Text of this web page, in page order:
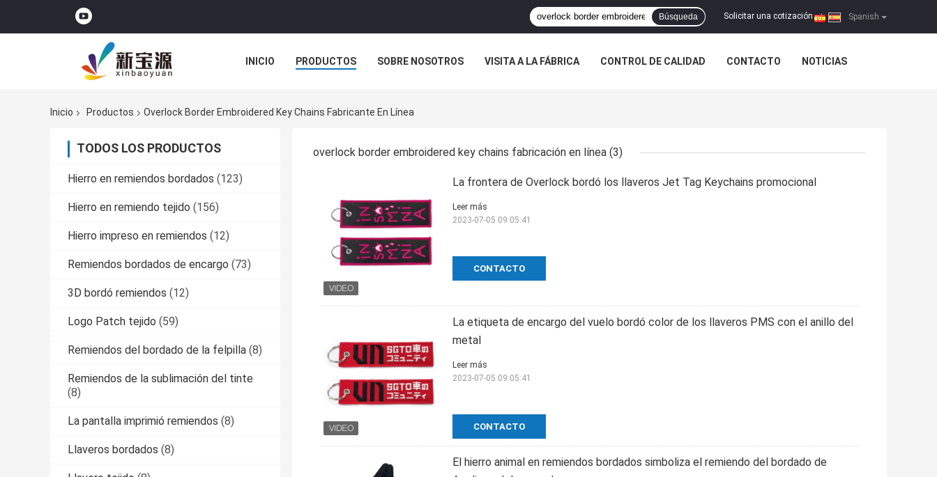
Spanish
Solicitar una cotización |
Búsqueda
INICIO PRODUCTOS SOBRE NOSOTROS VISITA A LA FÁBRICA CONTROL DE CALIDAD CONTACTO NOTICIAS
Inicio
Productos Overlock Border Embroidered Key Chains Fabricante En Línea
TODOS LOS PRODUCTOS
Hierro en remiendos bordados (123)
Hierro en remiendo tejido (156)
Hierro impreso en remiendos (12)
Remiendos bordados de encargo (73)
3D bordó remiendos (12)
Logo Patch tejido (59)
Remiendos del bordado de la felpilla (8)
Remiendos de la sublimación del tinte
(8)
La pantalla imprimió remiendos (8)
Llaveros bordados (8)
overlock border embroidered key chains fabricación en línea (3)
La frontera de Overlock bordó los llaveros Jet Tag Keychains promocional
CONTACTO
Leer más
2023-07-05 09:05:41
La etiqueta de encargo del vuelo bordó color de los llaveros PMS con el anillo del
metal
CONTACTO
Leer más
2023-07-05 09:05:41
El hierro animal en remiendos bordados simboliza el remiendo del bordado de